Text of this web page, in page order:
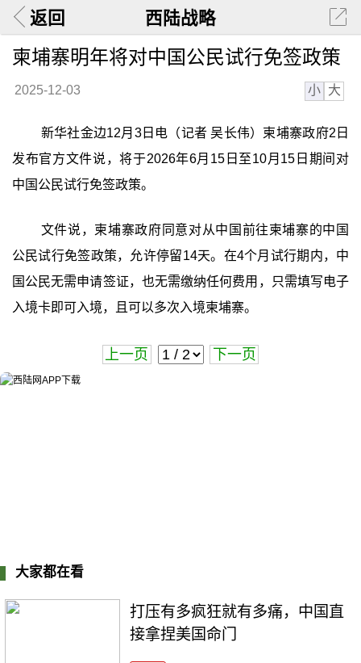
返回 西陆战略
柬埔寨明年将对中国公民试行免签政策
2025-12-03 小 大
新华社金边12月3日电（记者 吴长伟）柬埔寨政府2日
发布官方文件说，将于2026年6月15日至10月15日期间对
中国公民试行免签政策。
文件说，柬埔寨政府同意对从中国前往柬埔寨的中国
公民试行免签政策，允许停留14天。在4个月试行期内，中
国公民无需申请签证，也无需缴纳任何费用，只需填写电子
入境卡即可入境，且可以多次入境柬埔寨。
上一页 下一页
大家都在看
打压有多疯狂就有多痛，中国直
接拿捏美国命门